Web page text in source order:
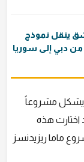
في دمشق ينقل نموذج
من دبي إلى سوريا
يشكل مشروعاً
اختارت هذه
ماما ريزيدنسز